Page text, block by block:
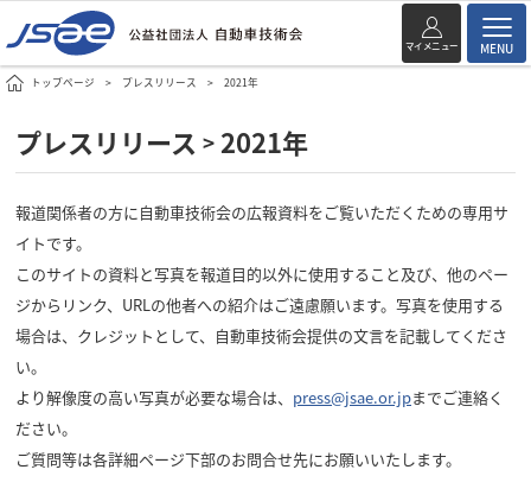
マイメニュー MENU
トップページ プレスリリース 2021年
プレスリリース > 2021年
報道関係者の方に自動車技術会の広報資料をご覧いただくための専用サ
イトです。
このサイトの資料と写真を報道目的以外に使用すること及び、他のペー
ジからリンク、URLの他者への紹介はご遠慮願います。写真を使用する
場合は、クレジットとして、自動車技術会提供の文言を記載してくださ
い。
より解像度の高い写真が必要な場合は、 press@jsae.or.jpまでご連絡く
ださい。
ご質問等は各詳細ページ下部のお問合せ先にお願いいたします。